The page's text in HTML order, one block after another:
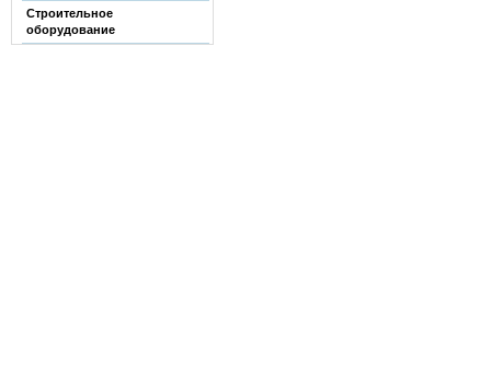
Строительное
оборудование